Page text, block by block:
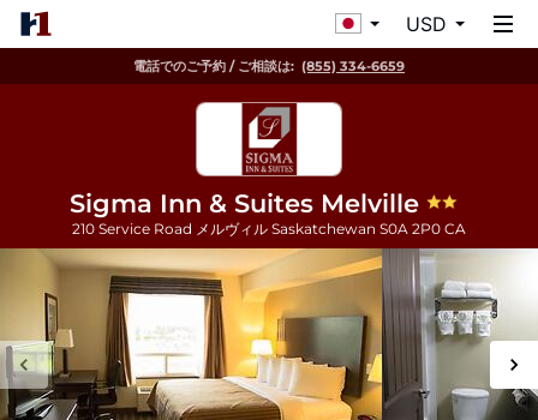
USD
電話でのご予約 / ご相談は: (855) 334-6659
Sigma Inn & Suites Melville
210 Service Road メルヴィル Saskatchewan S0A 2P0 CA